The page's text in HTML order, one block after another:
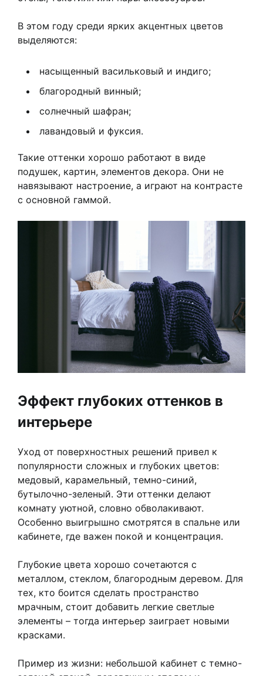
В этом году среди ярких акцентных цветов
выделяются:
насыщенный васильковый и индиго;
благородный винный;
солнечный шафран;
лавандовый и фуксия.
Такие оттенки хорошо работают в виде
подушек, картин, элементов декора. Они не
навязывают настроение, а играют на контрасте
с основной гаммой.
Эффект глубоких оттенков в
интерьере
Уход от поверхностных решений привел к
популярности сложных и глубоких цветов:
медовый, карамельный, темно-синий,
бутылочно-зеленый. Эти оттенки делают
комнату уютной, словно обволакивают.
Особенно выигрышно смотрятся в спальне или
кабинете, где важен покой и концентрация.
Глубокие цвета хорошо сочетаются с
металлом, стеклом, благородным деревом. Для
тех, кто боится сделать пространство
мрачным, стоит добавить легкие светлые
элементы – тогда интерьер заиграет новыми
красками.
Пример из жизни: небольшой кабинет с темно-